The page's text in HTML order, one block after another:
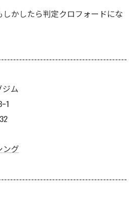
かしたら判定クロフォードにな
ム
1
ング